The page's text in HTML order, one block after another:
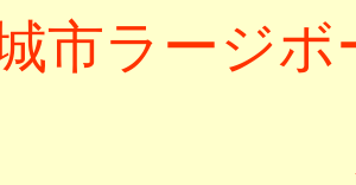
市ラージボ